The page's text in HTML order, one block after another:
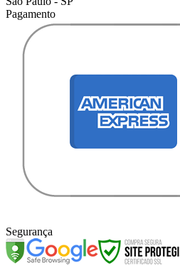
Pagamento
Segurança